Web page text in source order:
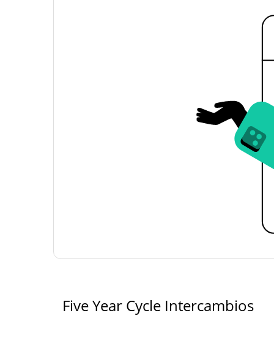
Five Year Cycle Intercambios